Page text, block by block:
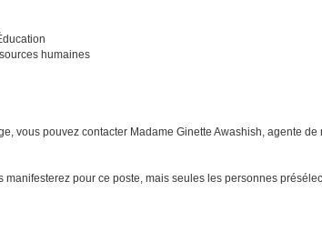
humaines
vous pouvez contacter Madame Ginette Awashish, agente
manifesterez pour ce poste, mais seules les personnes